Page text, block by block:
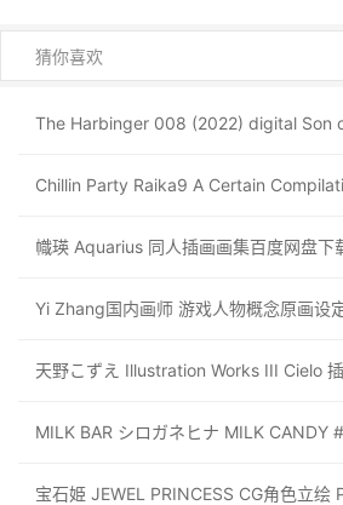
猜你喜欢
幟瑛 Aquarius 同人插画画集百度网盘下
Yi Zhang国内画师 游戏人物概念原画设
天野こずえ Illustration Works III Cielo